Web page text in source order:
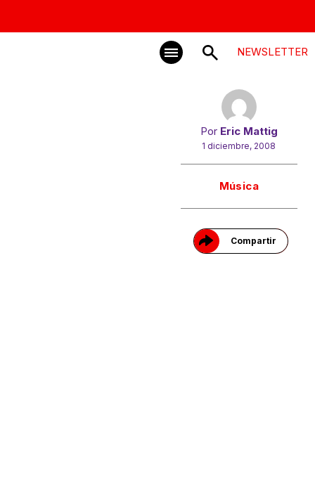
NEWSLETTER
Por Eric Mattig
1 diciembre, 2008
Música
Compartir